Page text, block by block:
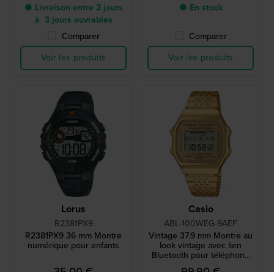
● Livraison entre 2 jours
à 3 jours ouvrables
Comparer
Voir les produits
● En stock
Comparer
Voir les produits
Lorus
R2381PX9
R2381PX9 36 mm Montre
numérique pour enfants
Casio
ABL-100WEG-9AEF
Vintage 37.9 mm Montre au
look vintage avec lien
Bluetooth pour téléphone
intelligent